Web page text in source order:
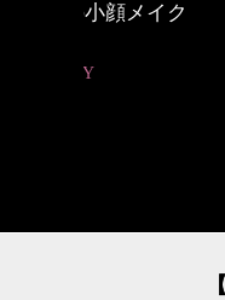
心地よくいら